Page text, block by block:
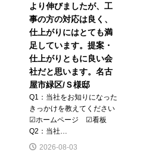
より伸びましたが、工
事の方の対応は良く、
仕上がりにはとても満
足しています。提案・
仕上がりともに良い会
社だと思います。名古
屋市緑区/Ｓ様邸
Q1：当社をお知りになった
きっかけを教えてください
☑ホームページ ☑看板
Q2：当社…
2026-08-03